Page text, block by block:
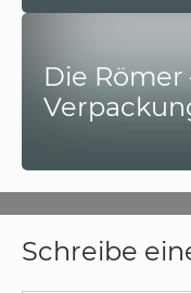
Die
Schreibe